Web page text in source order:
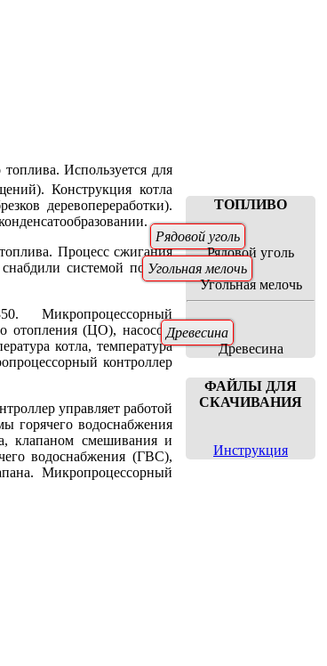
Используется для
Конструкция котла
деревопереработки).
Процесс сжигания
системой подачи
Микропроцессорный
отопления (ЦО), насосом
котла, температура
контроллер
управляет работой
горячего водоснабжения
клапаном смешивания и
водоснабжения (ГВС),
Микропроцессорный
ТОПЛИВО
Рядовой уголь
Рядовой уголь
Угольная мелочь
Угольная мелочь
Древесина
Древесина
ФАЙЛЫ ДЛЯ
СКАЧИВАНИЯ
Инструкция